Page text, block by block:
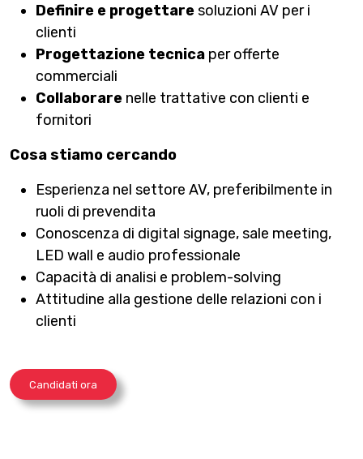
Definire e progettaresoluzioni AV per i
clienti
Progettazione tecnica per offerte
commerciali
Collaborare nelle trattative con clienti e
fornitori
Cosa stiamo cercando
Esperienza nel settore AV, preferibilmente in
ruoli di prevendita
Conoscenza di digital signage, sale meeting,
LED wall e audio professionale
Capacità di analisi e problem-solving
Attitudine alla gestione delle relazioni con i
clienti
Candidati ora